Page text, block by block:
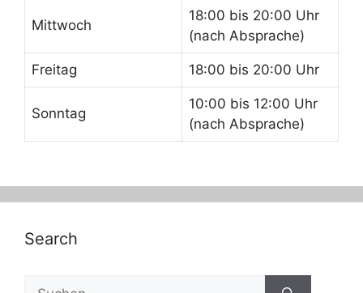
Mittwoch
18:00 bis 20:00 Uhr
(nach Absprache)
Freitag 18:00 bis 20:00 Uhr
Sonntag
10:00 bis 12:00 Uhr
(nach Absprache)
Search
Suche